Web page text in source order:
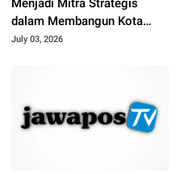
Menjadi Mitra Strategis
dalam Membangun Kota
Palembang
July 03, 2026